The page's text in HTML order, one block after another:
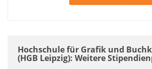
Hochschule für Grafik und
(HGB Leipzig): Weitere